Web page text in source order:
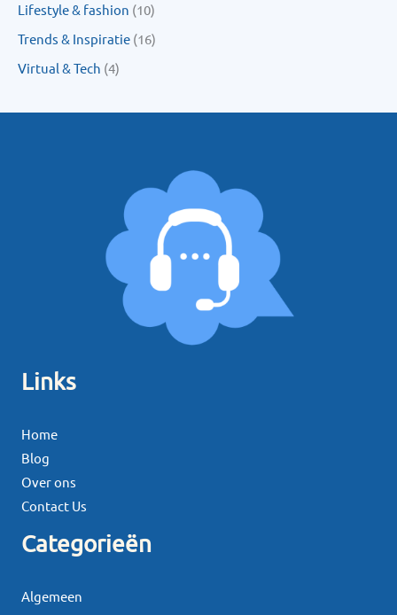
Lifestyle & fashion (10)
Trends & Inspiratie (16)
Virtual & Tech (4)
Links
Home
Blog
Over ons
Contact Us
Categorieën
Algemeen